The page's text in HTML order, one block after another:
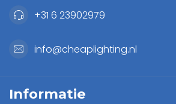
+31 6 23902979
info@cheaplighting.nl
Informatie